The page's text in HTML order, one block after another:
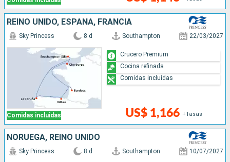
REINO UNIDO, ESPAÑA, FRANCIA
Comidas incluidas
Sky Princess 8 d Southampton 22/03/2027
US$ 1,166 +Tasas
Crucero Premium
Cocina refinada
Comidas incluidas
NORUEGA, REINO UNIDO
Sky Princess 8 d Southampton 10/07/2027